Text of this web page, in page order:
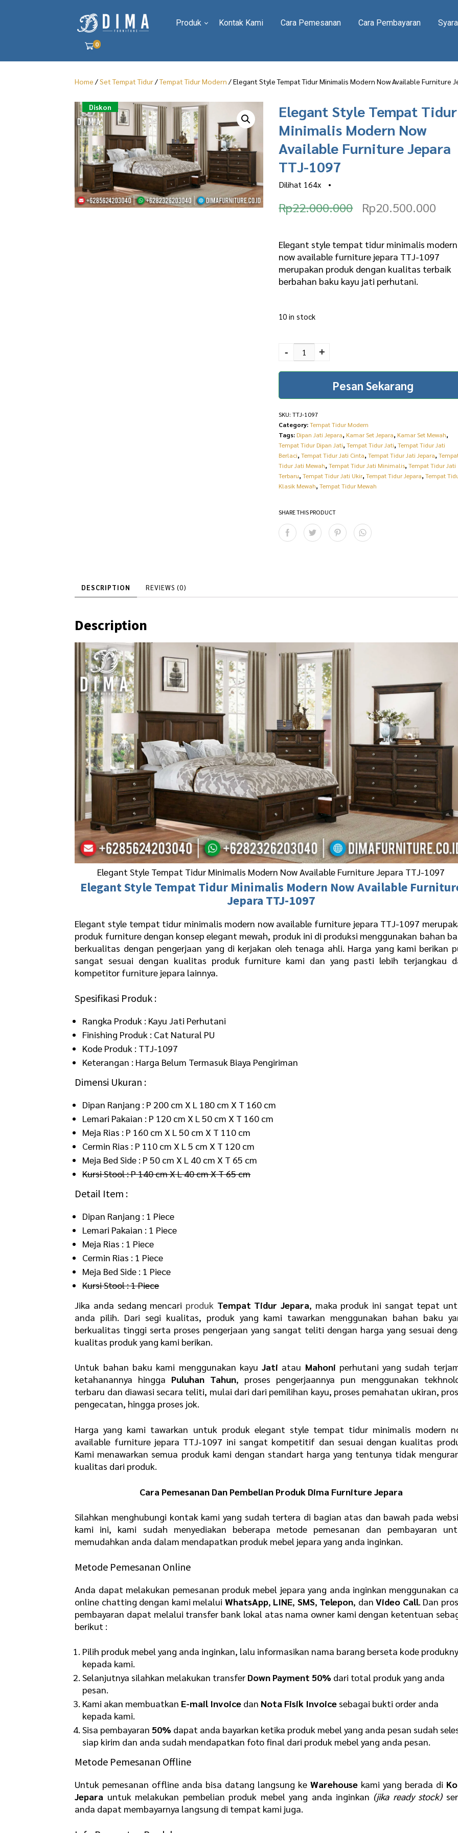
Produk Kontak Kami Cara Pemesanan Cara Pembayaran
0
Home /Set Tempat Tidur/Tempat Tidur Modern / Elegant Style Tempat Tidur Minimalis Modern Now Available Furniture
Diskon
Elegant Style Tempat Tidur
Minimalis Modern Now
Available Furniture Jepara
TTJ-1097
Dilihat 164x •
Rp22.000.000
O
i
g
i
n
i
c
e
w
a
s
:
R
2
0
Rp20.500.000
r
r
e
c
i
:
R
p
2
0
Elegant style tempat tidur minimalis modern
now available furniture jepara TTJ-1097
merupakan produk dengan kualitas terbaik
berbahan baku kayu jati perhutani.
10 in stock
Tidur Minimalis Modern
Now Available Furniture
Jepara TTJ-1097
- +
Pesan Sekarang
SKU:TTJ-1097
Category:Tempat Tidur Modern
Tags: Dipan Jati Jepara, Kamar Set Jepara, Kamar Set Mewah,
Tempat Tidur Dipan Jati,Tempat Tidur Jati,Tempat Tidur Jati
Berlaci,Tempat Tidur Jati Cinta,Tempat Tidur Jati Jepara,
Tidur Jati Mewah,Tempat Tidur Jati Minimalis,Tempat Tidur Jati
Terbaru,Tempat Tidur Jati Ukir,Tempat Tidur Jepara,Tempat
Klasik Mewah,Tempat Tidur Mewah
SHARE THIS PRODUCT
DESCRIPTION REVIEWS (0)
Description
Elegant Style Tempat Tidur Minimalis Modern Now Available Furniture Jepara TTJ-1097
Elegant StyleTempat Tidur Minimalis Modern Now Available
Jepara TTJ-1097
Elegant style tempat tidur minimalis modern now available furniture jepara TTJ-1097
produk furniture dengan konsep elegant mewah, produk ini di produksi menggunakan bahan
berkualitas dengan pengerjaan yang di kerjakan oleh tenaga ahli. Harga yang kami berikan
sangat sesuai dengan kualitas produk furniture kami dan yang pasti lebih terjangkau
kompetitor furniture jepara lainnya.
Spesifikasi Produk :
Rangka Produk : Kayu Jati Perhutani
Finishing Produk : Cat Natural PU
Kode Produk : TTJ-1097
Keterangan : Harga Belum Termasuk Biaya Pengiriman
Dimensi Ukuran :
Dipan Ranjang : P 200 cm X L 180 cm X T 160 cm
Lemari Pakaian : P 120 cm X L 50 cm X T 160 cm
Meja Rias : P 160 cm X L 50 cm X T 110 cm
Cermin Rias : P 110 cm X L 5 cm X T 120 cm
Meja Bed Side : P 50 cm X L 40 cm X T 65 cm
Kursi Stool : P 140 cm X L 40 cm X T 65 cm
Detail Item :
Dipan Ranjang : 1 Piece
Lemari Pakaian : 1 Piece
Meja Rias : 1 Piece
Cermin Rias : 1 Piece
Meja Bed Side : 1 Piece
Kursi Stool : 1 Piece
Jika anda sedang mencari produk Tempat Tidur Jepara, maka produk ini sangat tepat
anda pilih. Dari segi kualitas, produk yang kami tawarkan menggunakan bahan baku
berkualitas tinggi serta proses pengerjaan yang sangat teliti dengan harga yang sesuai
kualitas produk yang kami berikan.
Untuk bahan baku kami menggunakan kayuJati atau Mahoni perhutani yang sudah
ketahanannya hingga Puluhan Tahun, proses pengerjaannya pun menggunakan
terbaru dan diawasi secara teliti, mulai dari dari pemilihan kayu, proses pemahatan ukiran,
pengecatan, hingga proses jok.
Harga yang kami tawarkan untuk produk elegant style tempat tidur minimalis modern
available furniture jepara TTJ-1097 ini sangat kompetitif dan sesuai dengan kualitas
Kami menawarkan semua produk kami dengan standart harga yang tentunya tidak
kualitas dari produk.
Cara Pemesanan Dan Pembelian Produk Dima Furniture Jepara
Silahkan menghubungi kontak kami yang sudah tertera di bagian atas dan bawah pada
kami ini, kami sudah menyediakan beberapa metode pemesanan dan pembayaran
memudahkan anda dalam mendapatkan produk mebel jepara yang anda inginkan.
Metode Pemesanan Online
Anda dapat melakukan pemesanan produk mebel jepara yang anda inginkan menggunakan
online chatting dengan kami melalui WhatsApp, LINE, SMS, Telepon, danVideo Call. Dan
pembayaran dapat melalui transfer bank lokal atas nama owner kami dengan ketentuan
berikut :
Pilih produk mebel yang anda inginkan, lalu informasikan nama barang berseta kode
kepada kami.
Selanjutnya silahkan melakukan transfer Down Payment 50% dari total produk yang anda
pesan.
Kami akan membuatkan E-mail Invoice dan Nota Fisik Invoice sebagai bukti order anda
kepada kami.
Sisa pembayaran 50% dapat anda bayarkan ketika produk mebel yang anda pesan sudah
siap kirim dan anda sudah mendapatkan foto final dari produk mebel yang anda pesan.
Metode Pemesanan Offline
Untuk pemesanan offline anda bisa datang langsung keWarehouse kami yang berada di
Jepara untuk melakukan pembelian produk mebel yang anda inginkan (jika ready stock)
anda dapat membayarnya langsung di tempat kami juga.